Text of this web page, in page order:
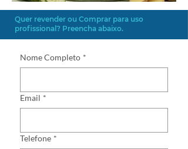
Quer revender ou Comprar para uso
profissional? Preencha abaixo.
Nome Completo *
Email *
Telefone *